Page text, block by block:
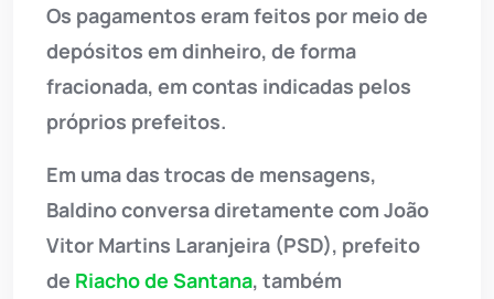
Os pagamentos eram feitos por meio de
depósitos em dinheiro, de forma
fracionada, em contas indicadas pelos
próprios prefeitos.
Em uma das trocas de mensagens,
Baldino conversa diretamente com João
Vitor Martins Laranjeira (PSD), prefeito
de Riacho de Santana, também